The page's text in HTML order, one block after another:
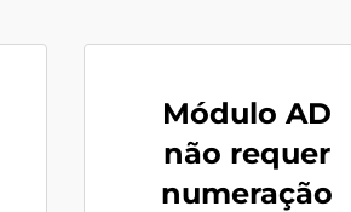
Módulo AD
não requer
numeração